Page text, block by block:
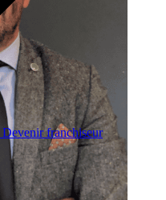
Devenir franchiseur